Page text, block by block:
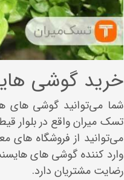
خرید گوشی
شما می‌توانید گوشی های
تسک میران واقع در بلوار
می‌توانید از فروشگاه های
وارد کننده گوشی های
رضایت مشتریان دارد.